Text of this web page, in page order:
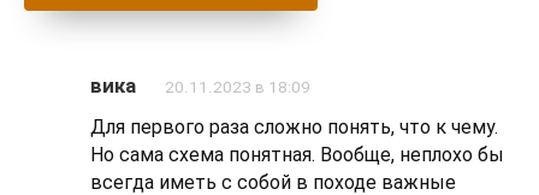
вика 20.11.2023 в 18:09
Для первого раза сложно понять, что к чему.
Но сама схема понятная. Вообще, неплохо бы
всегда иметь с собой в походе важные